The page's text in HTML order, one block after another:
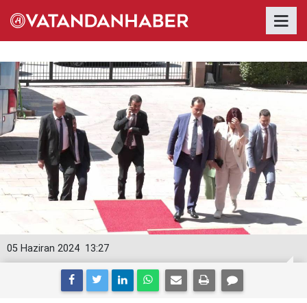
13:27
05 Haziran 2024